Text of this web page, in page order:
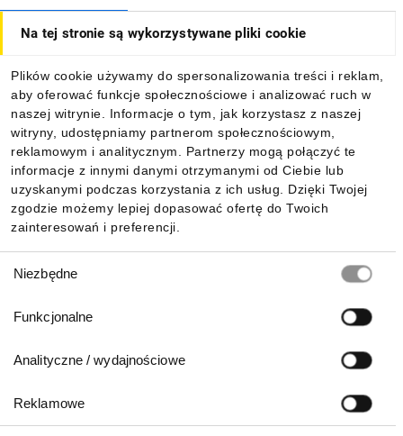
Na tej stronie są wykorzystywane pliki cookie
Plików cookie używamy do spersonalizowania treści i reklam,
aby oferować funkcje społecznościowe i analizować ruch w
naszej witrynie. Informacje o tym, jak korzystasz z naszej
witryny, udostępniamy partnerom społecznościowym,
reklamowym i analitycznym. Partnerzy mogą połączyć te
informacje z innymi danymi otrzymanymi od Ciebie lub
uzyskanymi podczas korzystania z ich usług. Dzięki Twojej
zgodzie możemy lepiej dopasować ofertę do Twoich
zainteresowań i preferencji.
zgody
Niezbędne
Funkcjonalne
Analityczne / wydajnościowe
Reklamowe
Informacje
Pobierz naszą aplikację mobilną: